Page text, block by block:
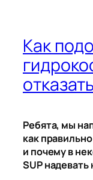
Как
Ребята, мы
как
и почему в
SUP